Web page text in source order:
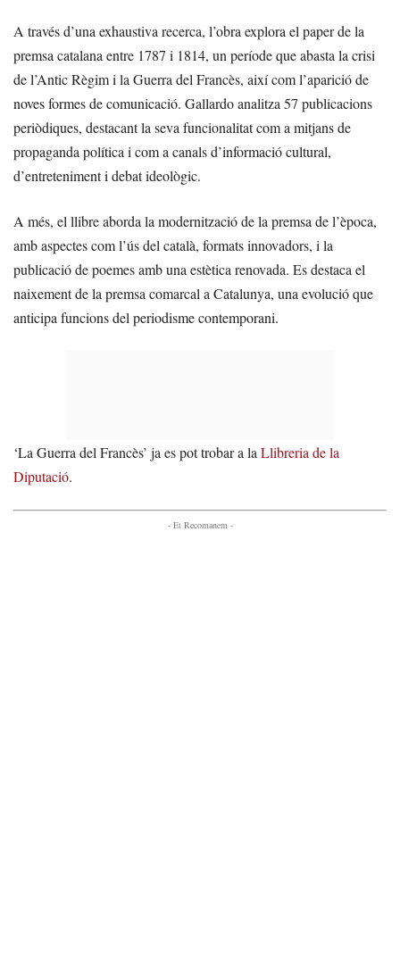
A través d’una exhaustiva recerca, l’obra explora el paper de la
premsa catalana entre 1787 i 1814, un període que abasta la crisi
de l’Antic Règim i la Guerra del Francès, així com l’aparició de
noves formes de comunicació. Gallardo analitza 57 publicacions
periòdiques, destacant la seva funcionalitat com a mitjans de
propaganda política i com a canals d’informació cultural,
d’entreteniment i debat ideològic.
A més, el llibre aborda la modernització de la premsa de l’època,
amb aspectes com l’ús del català, formats innovadors, i la
publicació de poemes amb una estètica renovada. Es destaca el
naixement de la premsa comarcal a Catalunya, una evolució que
anticipa funcions del periodisme contemporani.
‘La Guerra del Francès’ ja es pot trobar a la Llibreria de la
Diputació.
- Et Recomanem -